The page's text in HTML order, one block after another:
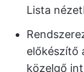
Lista
előkészítő
közelgő